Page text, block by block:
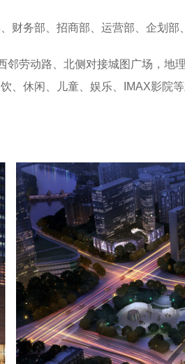
务部、招商部、运营部、企划
劳动路、北侧对接城图广场，
、休闲、儿童、娱乐、IMAX影院